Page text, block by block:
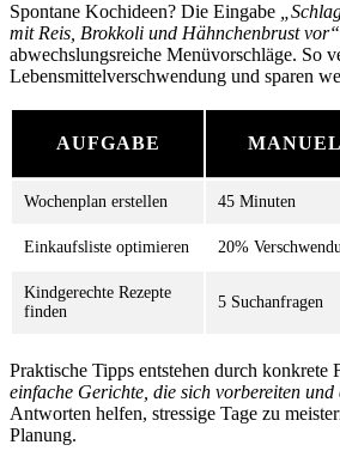
Spontane Kochideen? Die Eingabe
mit Reis, Brokkoli und Hähnchenbrust vor“
abwechslungsreiche Menüvorschläge. So
Lebensmittelverschwendung und sparen
AUFGABE
Wochenplan erstellen 45 Minuten
Einkaufsliste optimieren 20%
Kindgerechte Rezepte
finden
5 Suchanfragen
Praktische Tipps entstehen durch konkrete
einfache Gerichte, die sich vorbereiten und
Antworten helfen, stressige Tage zu
Planung.